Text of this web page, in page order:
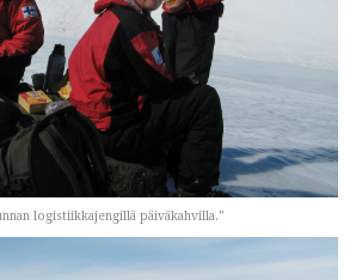
logistiikkajengillä päiväkahvilla.”